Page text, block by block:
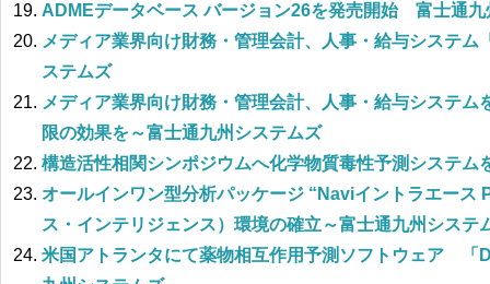
ADMEデータベース バージョン26を発売開始 富士通九
メディア業界向け財務・管理会計、人事・給与システ
ステムズ
メディア業界向け財務・管理会計、人事・給与システ
限の効果を～富士通九州システムズ
構造活性相関シンポジウムへ化学物質毒性予測システ
オールインワン型分析パッケージ “Naviイントラエース
ス・インテリジェンス）環境の確立～富士通九州システ
米国アトランタにて薬物相互作用予測ソフトウェア 「